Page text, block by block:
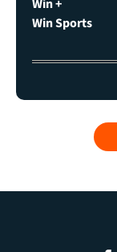
Win +
Win Sports